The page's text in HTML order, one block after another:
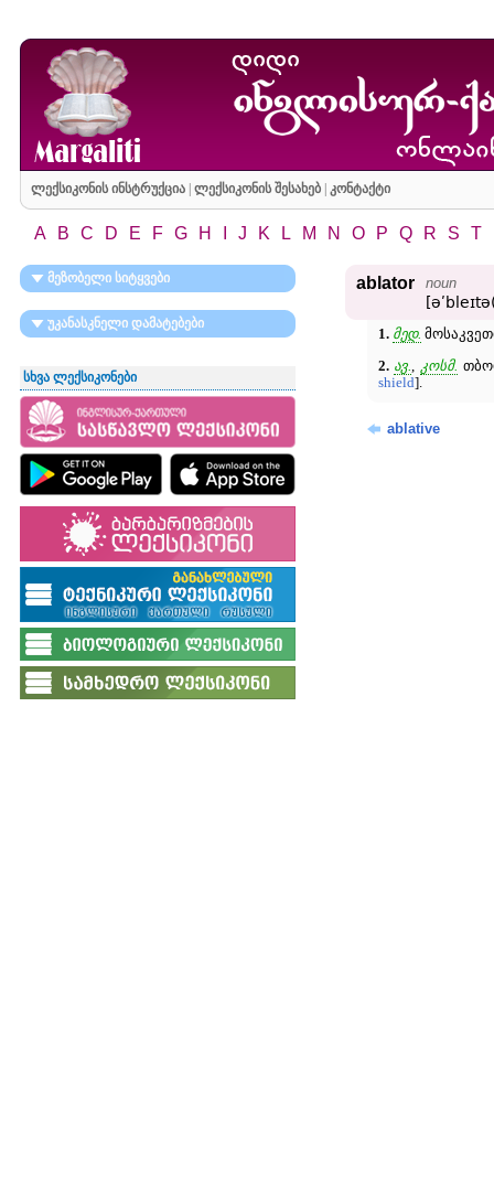
ლექსიკონის ინსტრუქცია| ლექსიკონის შესახებ| კონტაქტი
A B C D E F G H J K L M N O P Q R S T
მეზობელი სიტყვები
უკანასკნელი დამატებები
სხვა ლექსიკონები
ablator noun
1. მედ.
2. ავ. კოსმ.
shield].
ablative